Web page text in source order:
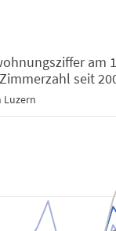
1. Juni nach
displaying categories.
am
seit
Luzern